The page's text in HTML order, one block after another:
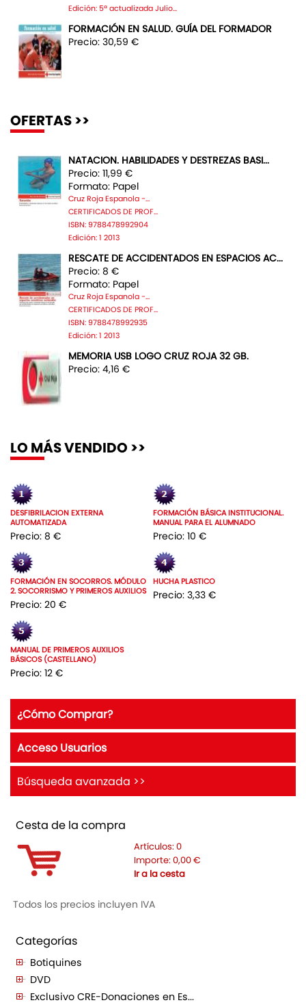
Edición: 5ª actualizada Julio...
FORMACIÓN EN SALUD. GUÍA DEL FORMADOR
Precio: 30,59 €
OFERTAS >>
NATACION. HABILIDADES Y DESTREZAS BASI...
Precio: 11,99 €
Formato: Papel
Cruz Roja Espanola -...
CERTIFICADOS DE PROF...
ISBN: 9788478992904
Edición: 1 2013
RESCATE DE ACCIDENTADOS EN ESPACIOS AC...
Precio: 8 €
Formato: Papel
Cruz Roja Espanola -...
CERTIFICADOS DE PROF...
ISBN: 9788478992935
Edición: 1 2013
MEMORIA USB LOGO CRUZ ROJA 32 GB.
Precio: 4,16 €
LO MÁS VENDIDO >>
DESFIBRILACION EXTERNA
AUTOMATIZADA
Precio: 8 €
FORMACIÓN BÁSICA INSTITUCIONAL.
MANUAL PARA EL ALUMNADO
Precio: 10 €
FORMACIÓN EN SOCORROS. MÓDULO
2. SOCORRISMO Y PRIMEROS AUXILIOS
Precio: 20 €
HUCHA PLASTICO
Precio: 3,33 €
MANUAL DE PRIMEROS AUXILIOS
BÁSICOS (CASTELLANO)
Precio: 12 €
¿Cómo Comprar?
Acceso Usuarios
Búsqueda avanzada >>
Cesta de la compra
Artículos: 0
Importe: 0,00 €
Ir a la cesta
Todos los precios incluyen IVA
Categorías
Botiquines
DVD
Exclusivo CRE-Donaciones en Es...